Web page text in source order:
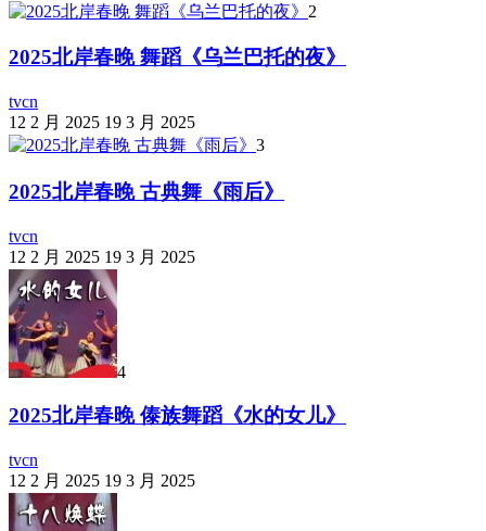
2
2025北岸春晚 舞蹈《乌兰巴托的夜》
tvcn
12 2 月 2025 19 3 月 2025
3
2025北岸春晚 古典舞《雨后》
tvcn
12 2 月 2025 19 3 月 2025
4
2025北岸春晚 傣族舞蹈《水的女儿》
tvcn
12 2 月 2025 19 3 月 2025